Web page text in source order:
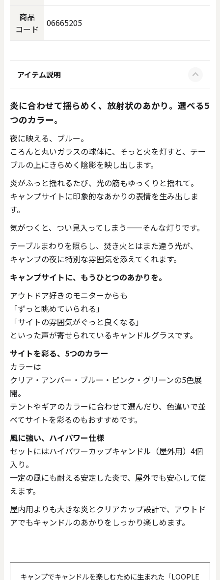
商品
コード
06665205
アイテム説明
炎に合わせて揺らめく、放射状のあかり。選べる5
つのカラー。
夜に映える、ブルー。
ころんと丸いガラスの球体に、そっと火を灯すと、テー
ブルの上にきらめく陰影を映し出します。
炎がふっと揺れるたび、光の筋もゆっくりと揺れて。
キャンプサイトに印象的なあかりの表情を生み出しま
す。
気がつくと、つい見入ってしまう——そんな灯りです。
テーブルまわりを照らし、焚き火とはまた違う光が、
キャンプの夜に特別な雰囲気を添えてくれます。
キャンプサイトに、もうひとつのあかりを。
アウトドア好きのモニターからも
「ずっと眺めていられる」
「サイトの雰囲気がぐっと良くなる」
といった声が寄せられているキャンドルグラスです。
サイトを彩る、5つのカラー
カラーは
クリア・アンバー・ブルー・ピンク・グリーンの5色展
開。
テントやギアのカラーに合わせて選んだり、色違いで並
べてサイトを彩るのもおすすめです。
風に強い、ハイパワー仕様
セットにはハイパワーカップキャンドル（屋外用）4個
入り。
一定の風にも耐える安定した炎で、屋外でも安心して使
えます。
屋内用よりも大きな炎とクリアカップ設計で、アウトド
アでもキャンドルのあかりをしっかり楽しめます。
キャンプでキャンドルを楽しむために生まれた「LOOPLE